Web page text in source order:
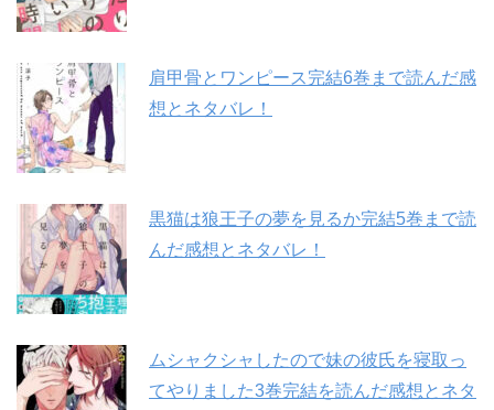
肩甲骨とワンピース完結6巻まで読んだ感
想とネタバレ！
黒猫は狼王子の夢を見るか完結5巻まで読
んだ感想とネタバレ！
ムシャクシャしたので妹の彼氏を寝取っ
てやりました3巻完結を読んだ感想とネタ